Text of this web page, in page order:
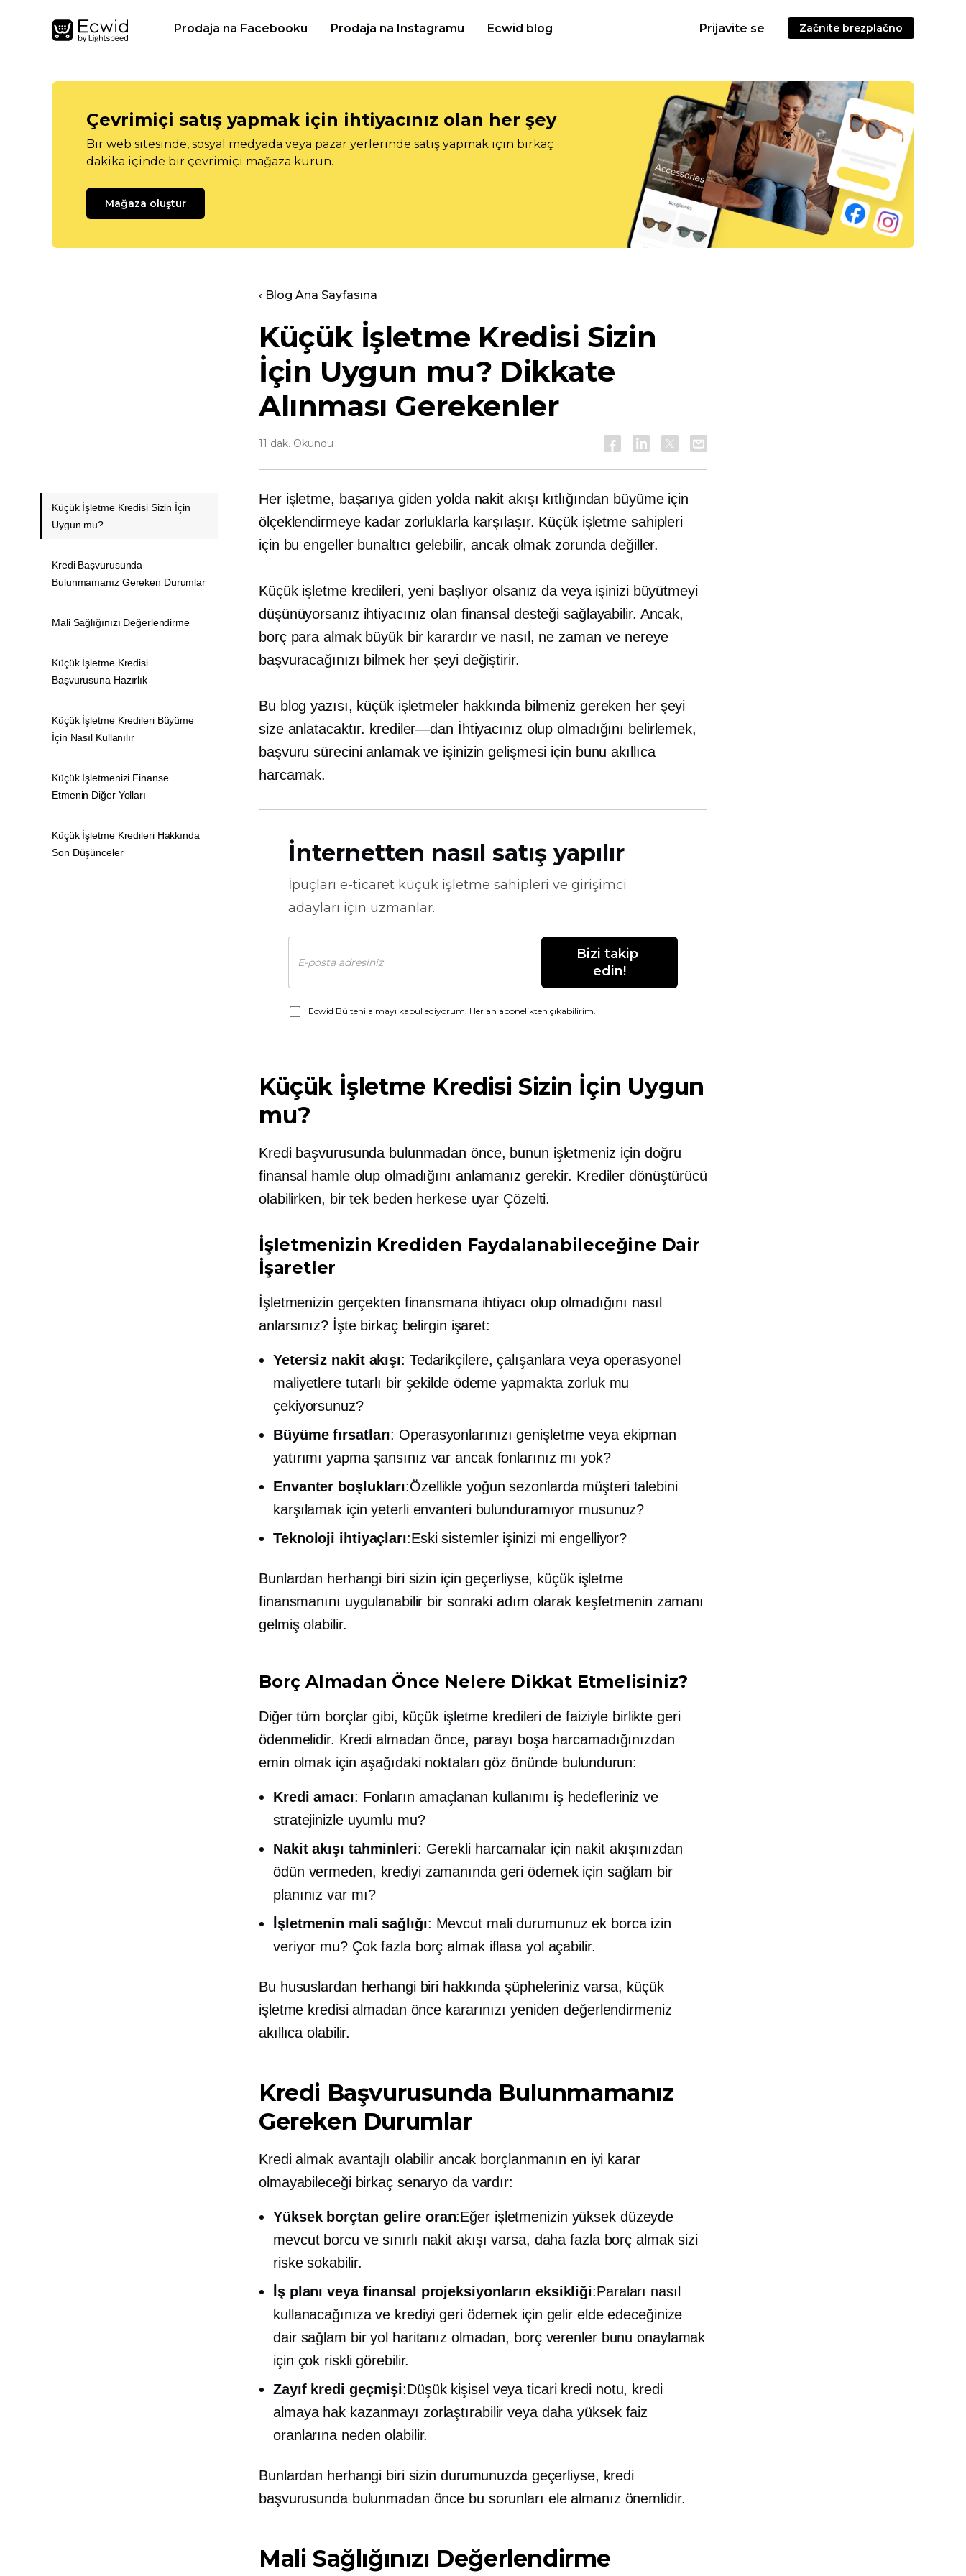
Prodaja na Facebooku Prodaja na Instagramu Ecwid blog Prijavite se Začnite brezplačno
Çevrimiçi satış yapmak için ihtiyacınız olan her şey
Bir web sitesinde, sosyal medyada veya pazar yerlerinde satış yapmak için birkaç
dakika içinde bir çevrimiçi mağaza kurun.
Mağaza oluştur
‹ Blog Ana Sayfasına
Küçük İşletme Kredisi Sizin
İçin Uygun mu? Dikkate
Alınması Gerekenler
11 dak. Okundu
Her işletme, başarıya giden yolda nakit akışı kıtlığından büyüme için
ölçeklendirmeye kadar zorluklarla karşılaşır. Küçük işletme sahipleri
için bu engeller bunaltıcı gelebilir, ancak olmak zorunda değiller.
Küçük işletme kredileri, yeni başlıyor olsanız da veya işinizi büyütmeyi
düşünüyorsanız ihtiyacınız olan finansal desteği sağlayabilir. Ancak,
borç para almak büyük bir karardır ve nasıl, ne zaman ve nereye
başvuracağınızı bilmek her şeyi değiştirir.
Bu blog yazısı, küçük işletmeler hakkında bilmeniz gereken her şeyi
size anlatacaktır. krediler—dan İhtiyacınız olup olmadığını belirlemek,
başvuru sürecini anlamak ve işinizin gelişmesi için bunu akıllıca
harcamak.
İnternetten nasıl satış yapılır
İpuçları e-ticaret küçük işletme sahipleri ve girişimci
adayları için uzmanlar.
Bizi takip
edin!
Ecwid Bülteni almayı kabul ediyorum. Her an abonelikten çıkabilirim.
Küçük İşletme Kredisi Sizin İçin Uygun
mu?
Kredi başvurusunda bulunmadan önce, bunun işletmeniz için doğru
finansal hamle olup olmadığını anlamanız gerekir. Krediler dönüştürücü
olabilirken, birtek beden herkese uyar Çözelti.
İşletmenizin Krediden Faydalanabileceğine Dair
İşaretler
İşletmenizin gerçekten finansmana ihtiyacı olup olmadığını nasıl
anlarsınız? İşte birkaç belirgin işaret:
Yetersiz nakit akışı: Tedarikçilere, çalışanlara veya operasyonel
maliyetlere tutarlı bir şekilde ödeme yapmakta zorluk mu
çekiyorsunuz?
Büyüme fırsatları: Operasyonlarınızı genişletme veya ekipman
yatırımı yapma şansınız var ancak fonlarınız mı yok?
Envanter boşlukları:Özellikle yoğun sezonlarda müşteri talebini
karşılamak için yeterli envanteri bulunduramıyor musunuz?
Teknoloji ihtiyaçları:Eski sistemler işinizi mi engelliyor?
Bunlardan herhangi biri sizin için geçerliyse, küçük işletme
finansmanını uygulanabilir bir sonraki adım olarak keşfetmenin zamanı
gelmiş olabilir.
Borç Almadan Önce Nelere Dikkat Etmelisiniz?
Diğer tüm borçlar gibi, küçük işletme kredileri de faiziyle birlikte geri
ödenmelidir. Kredi almadan önce, parayı boşa harcamadığınızdan
emin olmak için aşağıdaki noktaları göz önünde bulundurun:
Kredi amacı: Fonların amaçlanan kullanımı iş hedefleriniz ve
stratejinizle uyumlu mu?
Nakit akışı tahminleri: Gerekli harcamalar için nakit akışınızdan
ödün vermeden, krediyi zamanında geri ödemek için sağlam bir
planınız var mı?
İşletmenin mali sağlığı: Mevcut mali durumunuz ek borca ​​izin
veriyor mu? Çok fazla borç almak iflasa yol açabilir.
Bu hususlardan herhangi biri hakkında şüpheleriniz varsa, küçük
işletme kredisi almadan önce kararınızı yeniden değerlendirmeniz
akıllıca olabilir.
Kredi Başvurusunda Bulunmamanız
Gereken Durumlar
Kredi almak avantajlı olabilir ancak borçlanmanın en iyi karar
olmayabileceği birkaç senaryo da vardır:
Yüksek borçtan gelireoran:Eğer işletmenizin yüksek düzeyde
mevcut borcu ve sınırlı nakit akışı varsa, daha fazla borç almak sizi
riske sokabilir.
İş planı veya finansal projeksiyonların eksikliği:Paraları nasıl
kullanacağınıza ve krediyi geri ödemek için gelir elde edeceğinize
dair sağlam bir yol haritanız olmadan, borç verenler bunu onaylamak
için çok riskli görebilir.
Zayıf kredi geçmişi:Düşük kişisel veya ticari kredi notu, kredi
almaya hak kazanmayı zorlaştırabilir veya daha yüksek faiz
oranlarına neden olabilir.
Bunlardan herhangi biri sizin durumunuzda geçerliyse, kredi
başvurusunda bulunmadan önce bu sorunları ele almanız önemlidir.
Mali Sağlığınızı Değerlendirme
Küçük İşletme Kredisi Sizin İçin
Uygun mu?
Kredi Başvurusunda
Bulunmamanız Gereken Durumlar
Mali Sağlığınızı Değerlendirme
Küçük İşletme Kredisi
Başvurusuna Hazırlık
Küçük İşletme Kredileri Büyüme
İçin Nasıl Kullanılır
Küçük İşletmenizi Finanse
Etmenin Diğer Yolları
Küçük İşletme Kredileri Hakkında
Son Düşünceler